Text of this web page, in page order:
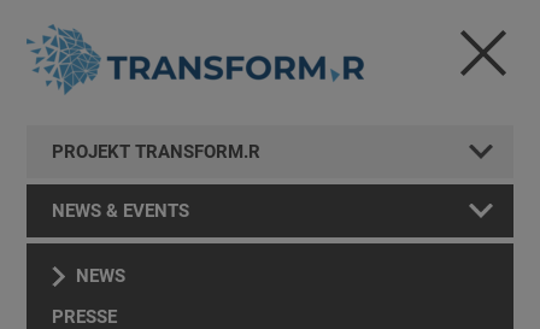
PROJEKT TRANSFORM.R
NEWS & EVENTS
NEWS
PRESSE